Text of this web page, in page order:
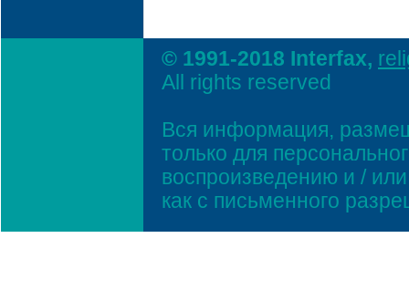
© 1991-2018 Interfax,
All rights reserved
Вся информация,
только для
воспроизведению и /
как с письменного